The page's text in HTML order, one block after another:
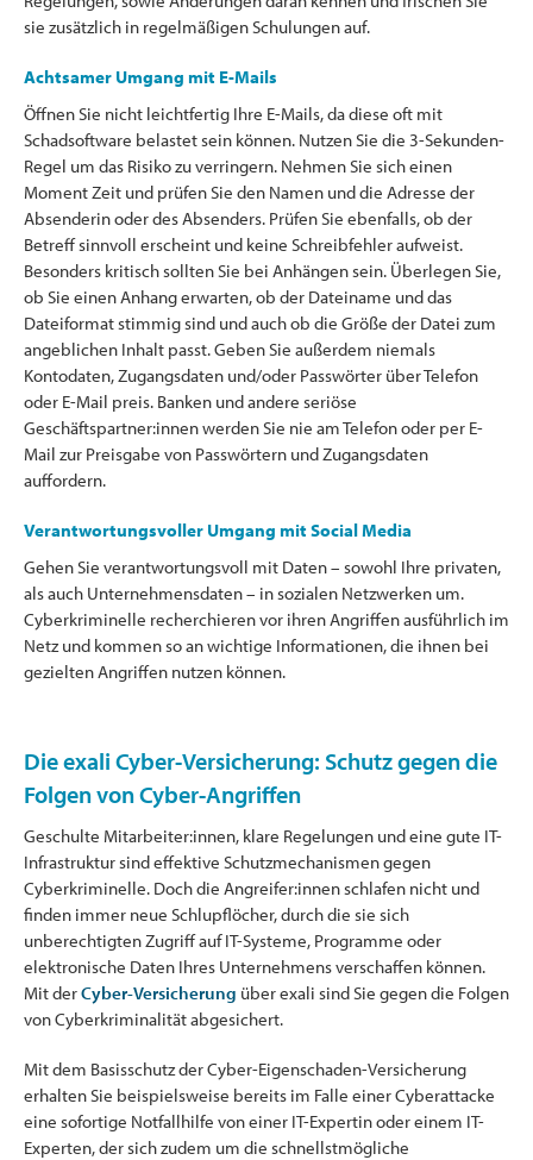
sie zusätzlich in regelmäßigen Schulungen auf.
Achtsamer Umgang mit E-Mails
Öffnen Sie nicht leichtfertig Ihre E-Mails, da diese oft mit
Schadsoftware belastet sein können. Nutzen Sie die 3-Sekunden-
Regel um das Risiko zu verringern. Nehmen Sie sich einen
Moment Zeit und prüfen Sie den Namen und die Adresse der
Absenderin oder des Absenders. Prüfen Sie ebenfalls, ob der
Betreff sinnvoll erscheint und keine Schreibfehler aufweist.
Besonders kritisch sollten Sie bei Anhängen sein. Überlegen Sie,
ob Sie einen Anhang erwarten, ob der Dateiname und das
Dateiformat stimmig sind und auch ob die Größe der Datei zum
angeblichen Inhalt passt. Geben Sie außerdem niemals
Kontodaten, Zugangsdaten und/oder Passwörter über Telefon
oder E-Mail preis. Banken und andere seriöse
Geschäftspartner:innen werden Sie nie am Telefon oder per E-
Mail zur Preisgabe von Passwörtern und Zugangsdaten
auffordern.
Verantwortungsvoller Umgang mit Social Media
Gehen Sie verantwortungsvoll mit Daten – sowohl Ihre privaten,
als auch Unternehmensdaten – in sozialen Netzwerken um.
Cyberkriminelle recherchieren vor ihren Angriffen ausführlich im
Netz und kommen so an wichtige Informationen, die ihnen bei
gezielten Angriffen nutzen können.
Die exali Cyber-Versicherung: Schutz gegen die
Folgen von Cyber-Angriffen
Geschulte Mitarbeiter:innen, klare Regelungen und eine gute IT-
Infrastruktur sind effektive Schutzmechanismen gegen
Cyberkriminelle. Doch die Angreifer:innen schlafen nicht und
finden immer neue Schlupflöcher, durch die sie sich
unberechtigten Zugriff auf IT-Systeme, Programme oder
elektronische Daten Ihres Unternehmens verschaffen können.
Mit derCyber-Versicherung über exali sind Sie gegen die Folgen
von Cyberkriminalität abgesichert.
Mit dem Basisschutz der Cyber-Eigenschaden-Versicherung
erhalten Sie beispielsweise bereits im Falle einer Cyberattacke
eine sofortige Notfallhilfe von einer IT-Expertin oder einem IT-
Experten, der sich zudem um die schnellstmögliche